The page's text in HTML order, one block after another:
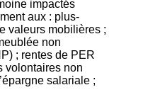
impactés
aux : plus-
valeurs mobilières ;
non
; rentes de PER
volontaires non
salariale ;